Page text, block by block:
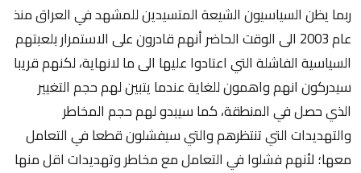
ربما يظن السياسيون الشيعة المتسيدين للمشهد في العراق منذ
عام 2003 الى الوقت الحاضر أنهم قادرون على الاستمرار بلعبتهم
السياسية الفاشلة التي اعتادوا عليها الى ما لانهاية، لكنهم قريبا
سيدركون انهم واهمون للغاية عندما يتبين لهم حجم التغيير
الذي حصل في المنطقة، كما سيبدو لهم حجم المخاطر
والتهديدات التي تنتظرهم والتي سيفشلون قطعا في التعامل
معها؛ لأنهم فشلوا في التعامل مع مخاطر وتهديدات اقل منها